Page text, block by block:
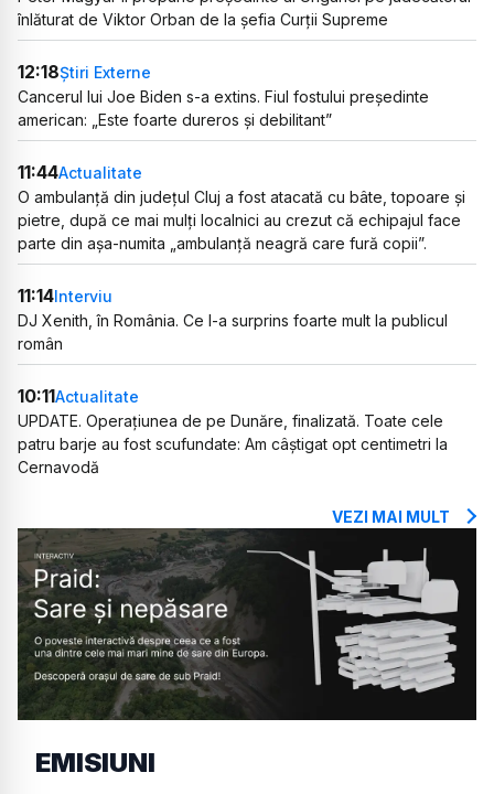
înlăturat de Viktor Orban de la șefia Curții Supreme
12:18Știri Externe
Cancerul lui Joe Biden s-a extins. Fiul fostului președinte
american: „Este foarte dureros și debilitant”
11:44Actualitate
O ambulanță din județul Cluj a fost atacată cu bâte, topoare și
pietre, după ce mai mulți localnici au crezut că echipajul face
parte din așa-numita „ambulanță neagră care fură copii”.
11:14Interviu
DJ Xenith, în România. Ce l-a surprins foarte mult la publicul
român
10:11Actualitate
UPDATE. Operațiunea de pe Dunăre, finalizată. Toate cele
patru barje au fost scufundate: Am câștigat opt centimetri la
Cernavodă
VEZI MAI MULT
EMISIUNI